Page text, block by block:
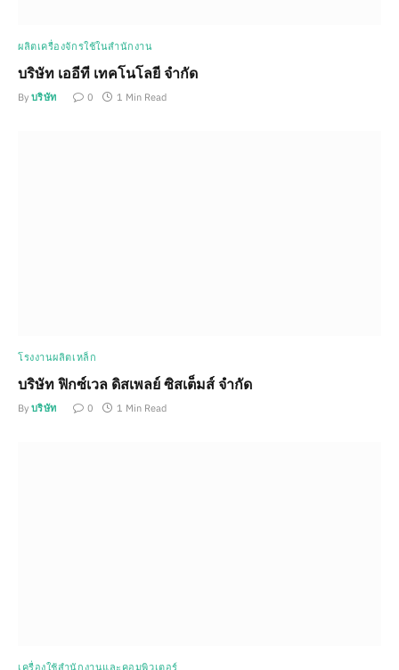
ผลิตเครื่องจักรใช้ในสำนักงาน
บริษัท เออีที เทคโนโลยี จำกัด
By บริษัท 0 1 Min Read
โรงงานผลิตเหล็ก
บริษัท ฟิกซ์เวล ดิสเพลย์ ซิสเต็มส์ จำกัด
By บริษัท 0 1 Min Read